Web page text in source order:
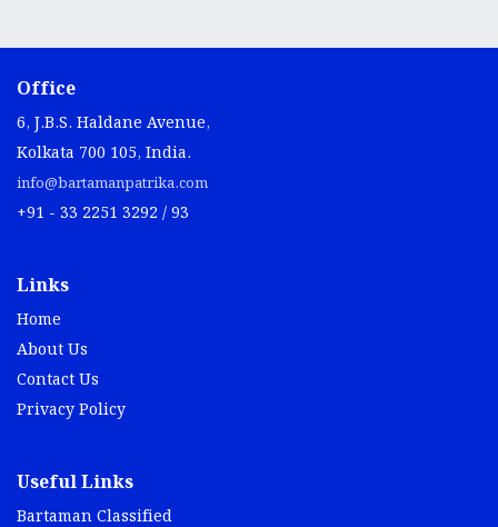
Office
6, J.B.S. Haldane Avenue,
Kolkata 700 105, India.
info@bartamanpatrika.com
+91 - 33 2251 3292 / 93
Links
Home
About Us
Contact Us
Privacy Policy
Useful Links
Bartaman Classified